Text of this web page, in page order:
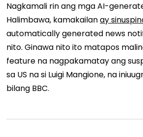
Nagkamali rin ang mga AI-
Halimbawa, kamakailanay
automatically generated news
nito. Ginawa nito ito matapos
feature na nagpakamatay ang
sa US na si Luigi Mangione, na
bilang BBC.